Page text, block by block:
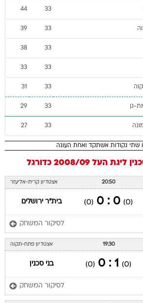
33
44
33
39
33
38
33
33
33
31
גן 33
29
33
27
שתי נקודות אשתקד ואחת העונה
ליגת העל 2008/09 כדורגל
20:50 אצטדיון קרית-אליעזר
(0)
0 : 0
(0) בית"ר ירושלים
לסיקור המשחק
19:30 אצטדיון פתח-תקוה
(0)
1 : 0
(0) בני סכנין
לסיקור המשחק